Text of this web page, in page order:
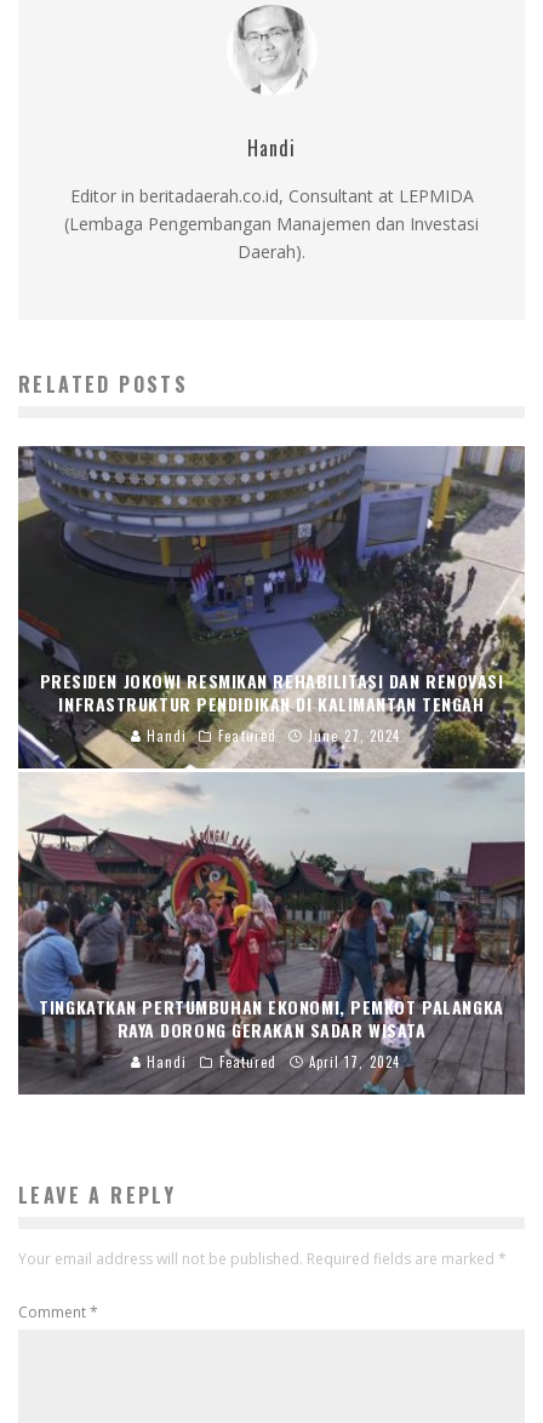
Handi
Editor in beritadaerah.co.id, Consultant at LEPMIDA
(Lembaga Pengembangan Manajemen dan Investasi
Daerah).
RELATED POSTS
PRESIDEN JOKOWI RESMIKAN REHABILITASI DAN RENOVASI
INFRASTRUKTUR PENDIDIKAN DI KALIMANTAN TENGAH
Handi Featured June 27, 2024
TINGKATKAN PERTUMBUHAN EKONOMI, PEMKOT PALANGKA
RAYA DORONG GERAKAN SADAR WISATA
Handi Featured April 17, 2024
LEAVE A REPLY
Your email address will not be published. Required fields are marked *
Comment*